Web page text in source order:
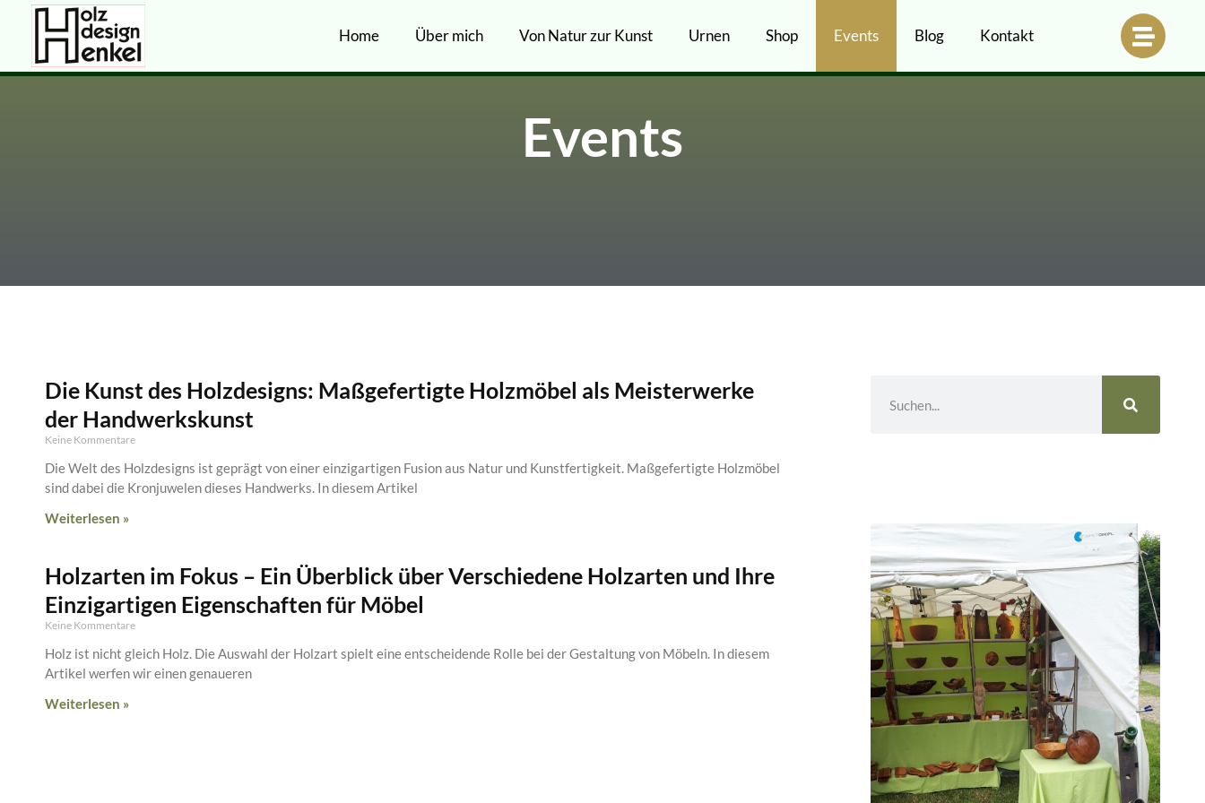
Home Über mich Von Natur zur Kunst Urnen Shop Events Blog Kontakt
Events
Die Kunst des Holzdesigns: Maßgefertigte Holzmöbel als Meisterwerke
der Handwerkskunst
Keine Kommentare
Die Welt des Holzdesigns ist geprägt von einer einzigartigen Fusion aus Natur und Kunstfertigkeit. Maßgefertigte Holzmöbel
sind dabei die Kronjuwelen dieses Handwerks. In diesem Artikel
Weiterlesen »
Holzarten im Fokus – Ein Überblick über Verschiedene Holzarten und Ihre
Einzigartigen Eigenschaften für Möbel
Keine Kommentare
Holz ist nicht gleich Holz. Die Auswahl der Holzart spielt eine entscheidende Rolle bei der Gestaltung von Möbeln. In diesem
Artikel werfen wir einen genaueren
Weiterlesen »